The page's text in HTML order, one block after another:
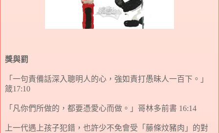
獎與罰
「一句責備話深入聰明人的心，強如責打愚昧人一百下。」
箴17:10
「 凡你們所做的，都要憑愛心而做。」哥林多前書 16:14
上一代遇上孩子犯錯，也許少不免會受「藤條炆豬肉 」 的對